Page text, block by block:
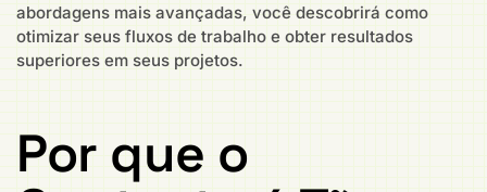
abordagens mais avançadas, você descobrirá como
otimizar seus fluxos de trabalho e obter resultados
superiores em seus projetos.
Por que o